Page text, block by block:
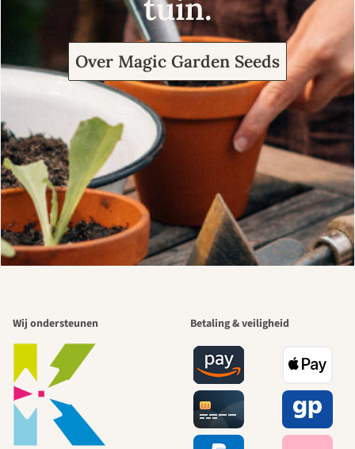
Over Magic Garden Seeds
Wij ondersteunen Betaling & veiligheid